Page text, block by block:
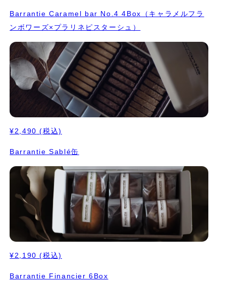
Barrantie Caramel bar No.4 4Box（キャラメルフラ
ンボワーズ×プラリネピスターシュ）
¥2,490 (税込)
Barrantie Sablé缶
¥2,190 (税込)
Barrantie Financier 6Box